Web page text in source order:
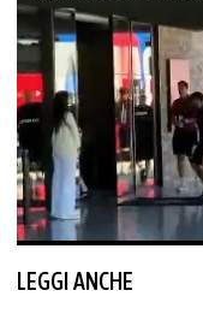
LEGGI ANCHE